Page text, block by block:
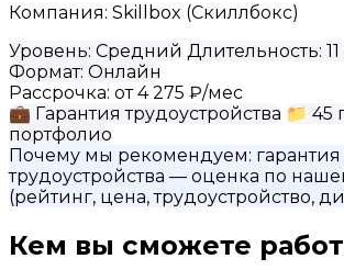
Компания: Skillbox (Скиллбокс)
Уровень: Средний Длительность:
Формат: Онлайн
Рассрочка: от 4 275 ₽/мес
💼 Гарантия трудоустройства 📁 45
портфолио
Почему мы рекомендуем: гарантия
трудоустройства — оценка по
(рейтинг, цена, трудоустройство,
Кем вы сможете